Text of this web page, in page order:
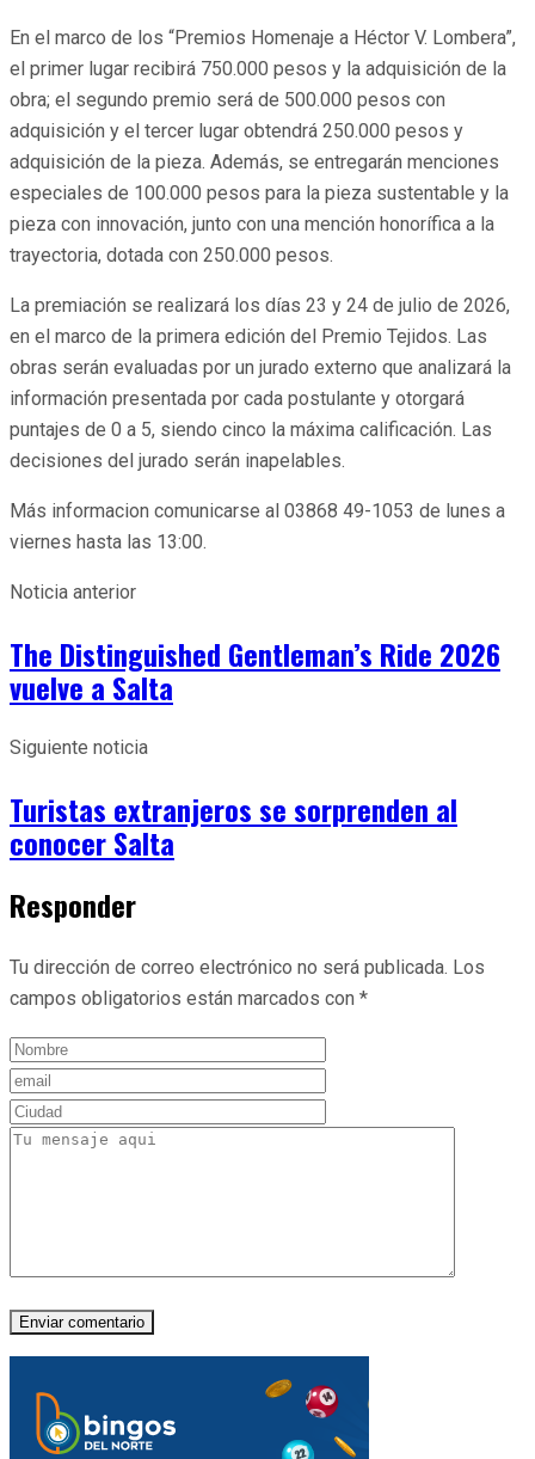
En el marco de los “Premios Homenaje a Héctor V. Lombera”,
el primer lugar recibirá 750.000 pesos y la adquisición de la
obra; el segundo premio será de 500.000 pesos con
adquisición y el tercer lugar obtendrá 250.000 pesos y
adquisición de la pieza. Además, se entregarán menciones
especiales de 100.000 pesos para la pieza sustentable y la
pieza con innovación, junto con una mención honorífica a la
trayectoria, dotada con 250.000 pesos.
La premiación se realizará los días 23 y 24 de julio de 2026,
en el marco de la primera edición del Premio Tejidos. Las
obras serán evaluadas por un jurado externo que analizará la
información presentada por cada postulante y otorgará
puntajes de 0 a 5, siendo cinco la máxima calificación. Las
decisiones del jurado serán inapelables.
Más informacion comunicarse al 03868 49-1053 de lunes a
viernes hasta las 13:00.
Noticia anterior
The Distinguished Gentleman’s Ride 2026
vuelve a Salta
Siguiente noticia
Turistas extranjeros se sorprenden al
conocer Salta
Responder
Tu dirección de correo electrónico no será publicada. Los
campos obligatorios están marcados con *